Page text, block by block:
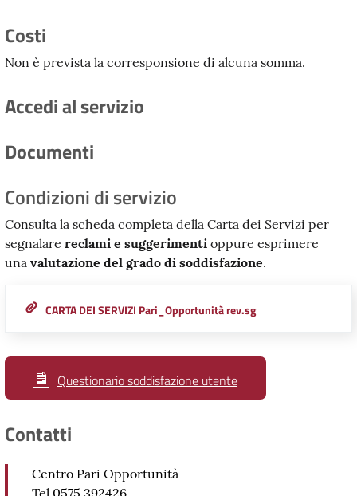
Costi
Non è prevista la corresponsione di alcuna somma.
Accedi al servizio
Documenti
Condizioni di servizio
Consulta la scheda completa della Carta dei Servizi per
segnalare reclami e suggerimenti oppure esprimere
una valutazione del grado di soddisfazione.
CARTA DEI SERVIZI Pari_Opportunità rev.sg
Questionario soddisfazione utente
Contatti
Centro Pari Opportunità
Tel 0575 392426